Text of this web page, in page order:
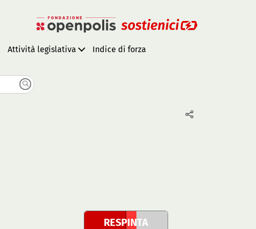
Attività legislativa Indice di forza
RESPINTA